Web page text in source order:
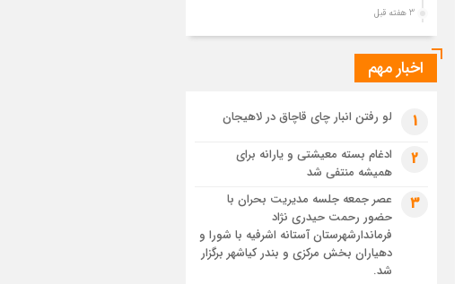
3 هفته قبل
پیکر مطهر رهبر شهید انقلاب در حرم مطهر
رضوی آرام گرفت
آخر در آستان امام رئوف
تصاویر هوایی مراسم تشییع پیکر مطهر آقای
شهید ایران – مشهد
3 هفته قبل
مراسم تشییع پیکر مطهر آقای شهید ایران –
مشهد
اخبار مهم
1 لو رفتن انبار چای قاچاق در لاهیجان
2
ادغام بسته معیشتی و یارانه برای
همیشه منتفی شد
3
عصر جمعه جلسه مدیریت بحران با
حضور رحمت حیدری نژاد
فرماندارشهرستان آستانه اشرفیه با شورا و
دهیاران بخش مرکزی و بندر کیاشهر برگزار
شد.